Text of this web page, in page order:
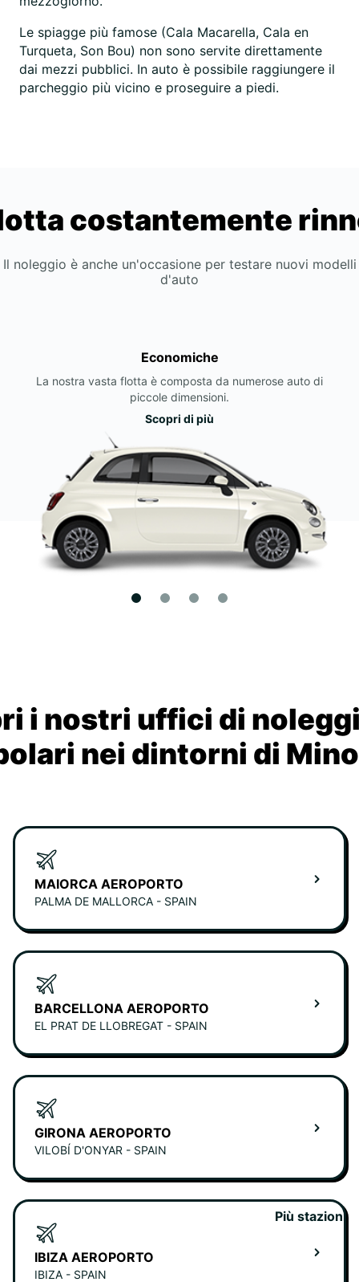
Le spiagge più famose (Cala Macarella, Cala en
Turqueta, Son Bou) non sono servite direttamente
dai mezzi pubblici. In auto è possibile raggiungere il
parcheggio più vicino e proseguire a piedi.
costantemente
Il noleggio è anche un'occasione per testare nuovi modelli
d'auto
Economiche
La nostra vasta flotta è composta da numerose auto di
piccole dimensioni.
Scopri di più
i nostri uffici di
nei dintorni di
MAIORCA AEROPORTO
PALMA DE MALLORCA - SPAIN
BARCELLONA AEROPORTO
EL PRAT DE LLOBREGAT - SPAIN
GIRONA AEROPORTO
VILOBÍ D'ONYAR - SPAIN
IBIZA AEROPORTO
IBIZA - SPAIN
Più stazioni